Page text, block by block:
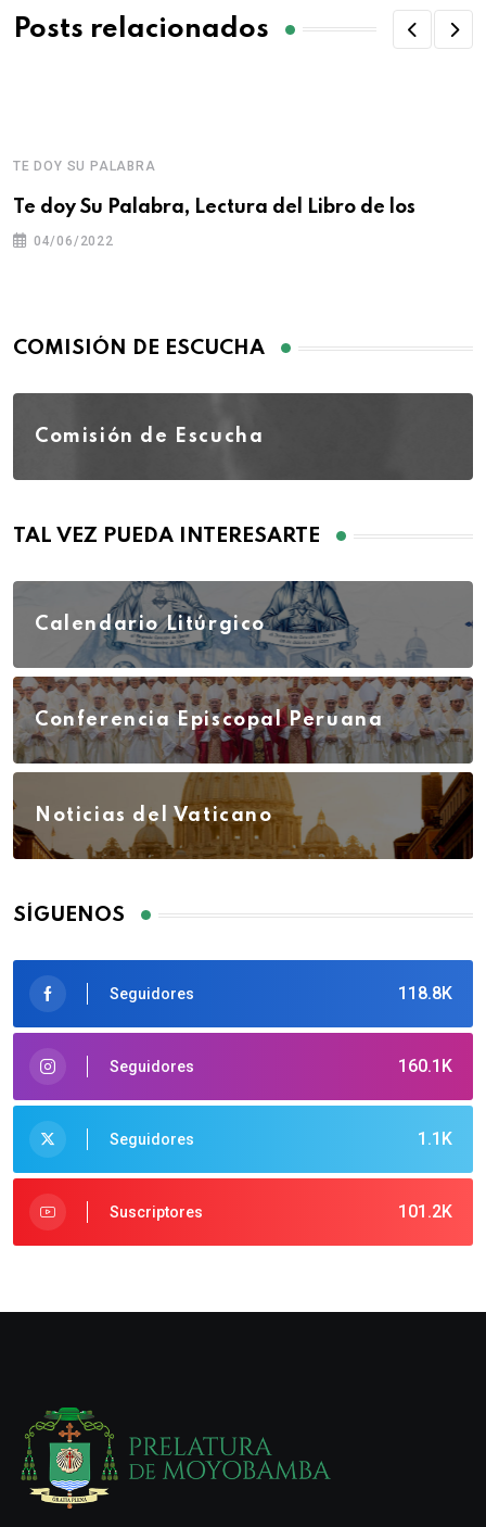
Posts relacionados
TE DOY SU PALABRA
Te doy Su Palabra, Lectura del Libro de los
04/06/2022
COMISIÓN DE ESCUCHA
Comisión de Escucha
TAL VEZ PUEDA INTERESARTE
Calendario Litúrgico
Conferencia Episcopal Peruana
Noticias del Vaticano
SÍGUENOS
118.8K
Seguidores
160.1K
Seguidores
1.1K
Seguidores
101.2K
Suscriptores